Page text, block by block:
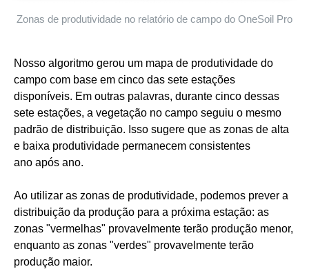
Zonas de produtividade no relatório de campo do OneSoil Pro
Nosso algoritmo gerou um mapa de produtividade do
campo com base em cinco das sete estações
disponíveis. Em outras palavras, durante cinco dessas
sete estações, a vegetação no campo seguiu o mesmo
padrão de distribuição. Isso sugere que as zonas de alta
e baixa produtividade permanecem consistentes
ano após ano.
Ao utilizar as zonas de produtividade, podemos prever a
distribuição da produção para a próxima estação: as
zonas "vermelhas" provavelmente terão produção menor,
enquanto as zonas "verdes" provavelmente terão
produção maior.